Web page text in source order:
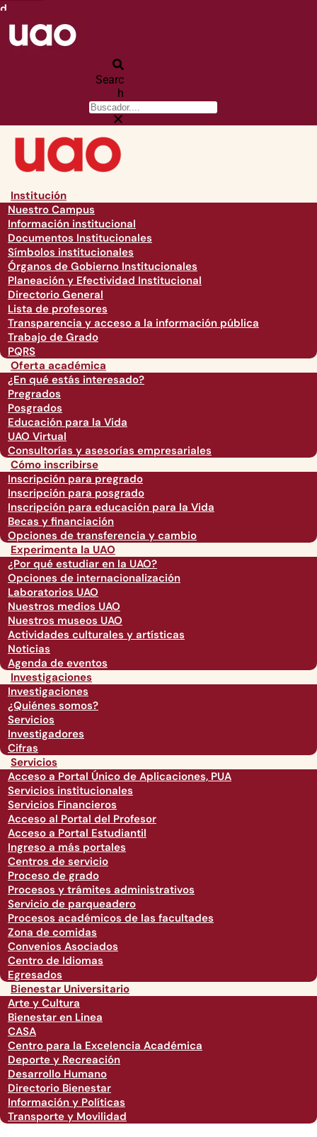
d
Searc
h
Institución
Nuestro Campus
Información institucional
Documentos Institucionales
Símbolos institucionales
Órganos de Gobierno Institucionales
Planeación y Efectividad Institucional
Directorio General
Lista de profesores
Transparencia y acceso a la información pública
Trabajo de Grado
PQRS
Oferta académica
¿En qué estás interesado?
Pregrados
Posgrados
Educación para la Vida
UAO Virtual
Consultorías y asesorías empresariales
Cómo inscribirse
Inscripción para pregrado
Inscripción para posgrado
Inscripción para educación para la Vida
Becas y financiación
Opciones de transferencia y cambio
Experimenta la UAO
¿Por qué estudiar en la UAO?
Opciones de internacionalización
Laboratorios UAO
Nuestros medios UAO
Nuestros museos UAO
Actividades culturales y artísticas
Noticias
Agenda de eventos
Investigaciones
Investigaciones
¿Quiénes somos?
Servicios
Investigadores
Cifras
Servicios
Acceso a Portal Único de Aplicaciones, PUA
Servicios institucionales
Servicios Financieros
Acceso al Portal del Profesor
Acceso a Portal Estudiantil
Ingreso a más portales
Centros de servicio
Proceso de grado
Procesos y trámites administrativos
Servicio de parqueadero
Procesos académicos de las facultades
Zona de comidas
Convenios Asociados
Centro de Idiomas
Egresados
Bienestar Universitario
Arte y Cultura
Bienestar en Linea
CASA
Centro para la Excelencia Académica
Deporte y Recreación
Desarrollo Humano
Directorio Bienestar
Información y Políticas
Transporte y Movilidad